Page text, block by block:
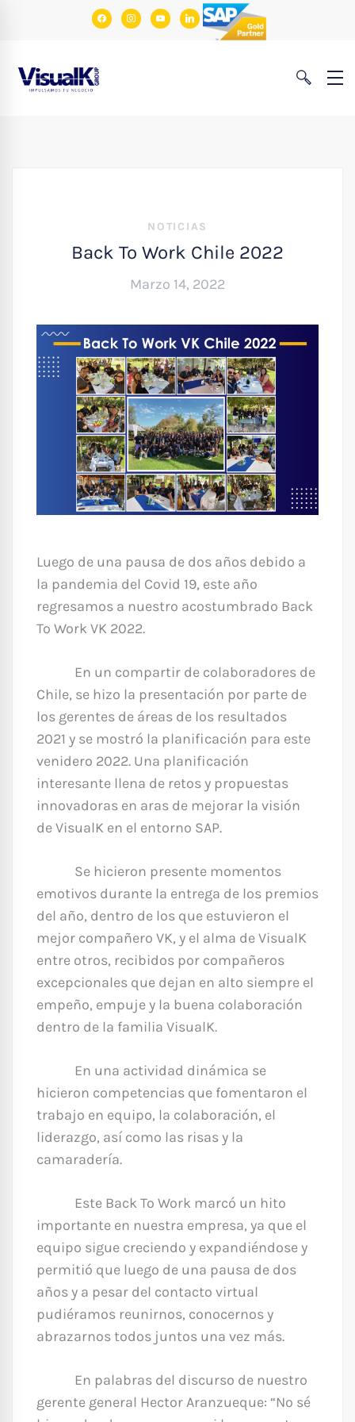
facebookinstagram
youtubelinkedin
NOTICIAS
Back To Work Chile 2022
Marzo 14, 2022
Luego de una pausa de dos años debido a
la pandemia del Covid 19, este año
regresamos a nuestro acostumbrado Back
To Work VK 2022.
En un compartir de colaboradores de
Chile, se hizo la presentación por parte de
los gerentes de áreas de los resultados
2021 y se mostró la planificación para este
venidero 2022. Una planificación
interesante llena de retos y propuestas
innovadoras en aras de mejorar la visión
de VisualK en el entorno SAP.
Se hicieron presente momentos
emotivos durante la entrega de los premios
del año, dentro de los que estuvieron el
mejor compañero VK, y el alma de VisualK
entre otros, recibidos por compañeros
excepcionales que dejan en alto siempre el
empeño, empuje y la buena colaboración
dentro de la familia VisualK.
En una actividad dinámica se
hicieron competencias que fomentaron el
trabajo en equipo, la colaboración, el
liderazgo, así como las risas y la
camaradería.
Este Back To Work marcó un hito
importante en nuestra empresa, ya que el
equipo sigue creciendo y expandiéndose y
permitió que luego de una pausa de dos
años y a pesar del contacto virtual
pudiéramos reunirnos, conocernos y
abrazarnos todos juntos una vez más.
En palabras del discurso de nuestro
gerente general Hector Aranzueque: “No sé